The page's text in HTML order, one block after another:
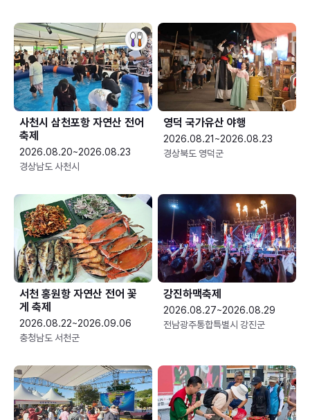
사천시 삼천포항 자연산 전어
축제
2026.08.20~2026.08.23
경상남도 사천시
영덕 국가유산 야행
2026.08.21~2026.08.23
경상북도 영덕군
서천 홍원항 자연산 전어 꽃
게 축제
2026.08.22~2026.09.06
충청남도 서천군
강진하맥축제
2026.08.27~2026.08.29
전남광주통합특별시 강진군